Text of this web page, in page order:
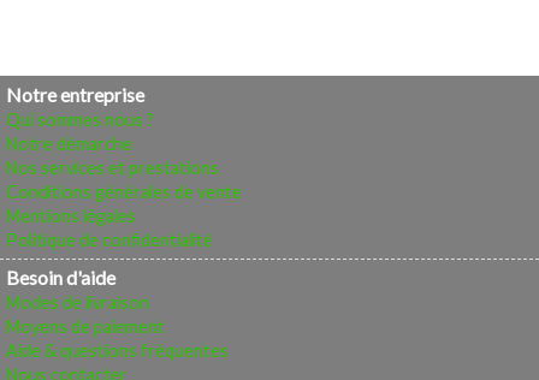
Notre entreprise
Qui sommes nous ?
Notre démarche
Nos services et prestations
Conditions générales de vente
Mentions légales
Politique de confidentialité
Besoin d'aide
Modes de livraison
Moyens de paiement
Aide & questions fréquentes
Nous contacter